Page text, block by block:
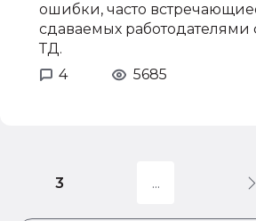
ошибки, часто
сдаваемых
ТД.
4
5685
3